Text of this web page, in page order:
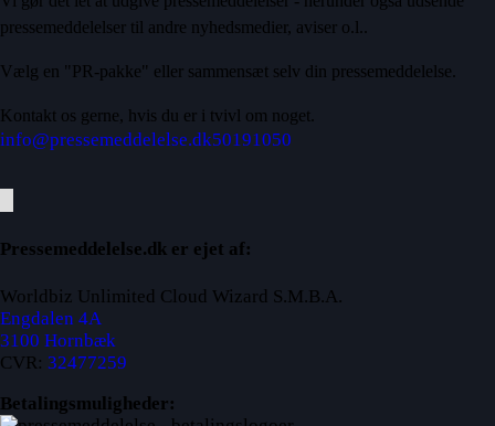
pressemeddelelser til andre nyhedsmedier, aviser o.l..
Vælg en "PR-pakke" eller sammensæt selv din pressemeddelelse.
Kontakt os gerne, hvis du er i tvivl om noget.
info@pressemeddelelse.dk50191050
Pressemeddelelse.dk er ejet af:
Worldbiz Unlimited Cloud Wizard S.M.B.A.
Engdalen 4A
3100 Hornbæk
CVR: 32477259
Betalingsmuligheder: